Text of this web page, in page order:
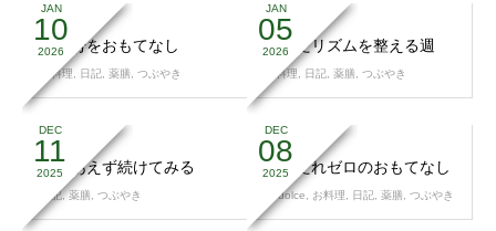
JAN
10
2026
第１号をおもてなし
お料理 日記 薬膳 つぶやき
JAN
05
2026
乱れたリズムを整える週
お料理 日記 薬膳 つぶやき
DEC
11
2025
とりあえず続けてみる
日記,薬膳 つぶやき
DEC
08
2025
胃もたれゼロのおもてなし
37dolce お料理 日記 薬膳 つぶやき